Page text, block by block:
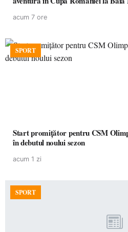
acum 7 ore
SPORT
Start promițător pentru CSM
în debutul noului sezon
acum 1 zi
SPORT